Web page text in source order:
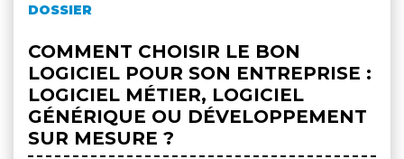
DOSSIER
COMMENT CHOISIR LE BON
LOGICIEL POUR SON ENTREPRISE :
LOGICIEL MÉTIER, LOGICIEL
GÉNÉRIQUE OU DÉVELOPPEMENT
SUR MESURE ?